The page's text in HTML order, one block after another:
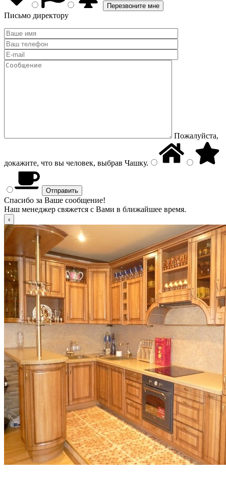
Письмо директору
Пожалуйста,
докажите, что вы человек, выбрав Чашку.
Спасибо за Ваше сообщение!
Наш менеджер свяжется с Вами в ближайшее время.